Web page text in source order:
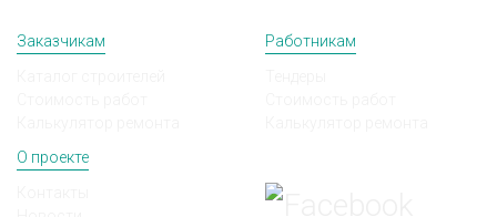
Заказчикам
Работникам
О проекте